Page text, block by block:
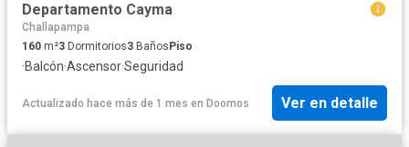
Departamento Cayma
Challapampa
160 m²3 Dormitorios3 BañosPiso
·Balcón·Ascensor·Seguridad
Actualizado hace más de 1 mes en Doomos Ver en detalle